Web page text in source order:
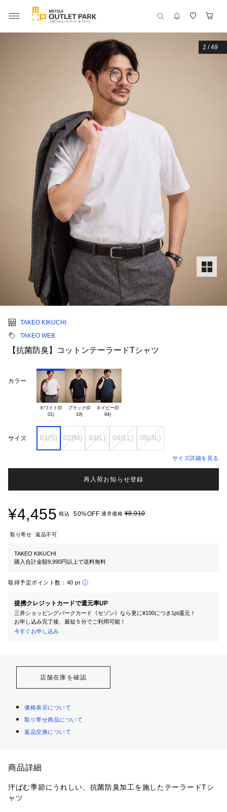
2 /49
TAKEO KIKUCHI
TAKEO WEB
【抗菌防臭】コットンテーラードTシャツ
カラー
ホワイト(0
01)
ブラック(0
19)
ネイビー(0
94)
サイズ 01(S) 02(M) 03(L) 04(LL) 05(3L)
サイズ詳細を見る
再入荷お知らせ登録
¥4,455 税込 50%OFF 通常価格¥8,910
取り寄せ 返品不可
TAKEO KIKUCHI
購入合計金額9,990円以上で送料無料
取得予定ポイント数： 40 pt
提携クレジットカードで還元率UP
三井ショッピングパークカード《セゾン》なら更に¥100につき1pt還元！
お申し込み完了後、最短５分でご利用可能！
今すぐお申し込み
店舗在庫を確認
価格表示について
取り寄せ商品について
返品交換について
商品詳細
汗ばむ季節にうれしい、抗菌防臭加工を施したテーラードTシ
ャツ